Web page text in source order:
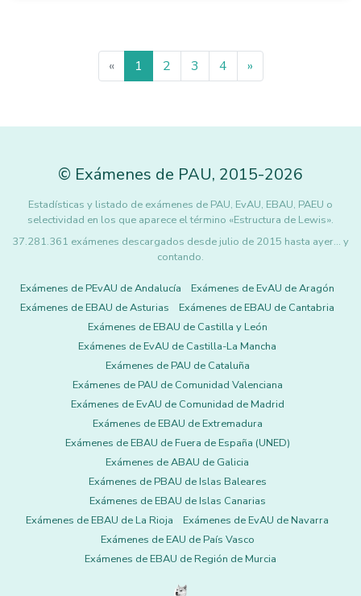
« 1 2 3 4 »
© Exámenes de PAU, 2015-2026
Estadísticas y listado de exámenes de PAU, EvAU, EBAU, PAEU o
selectividad en los que aparece el término «Estructura de Lewis».
37.281.361 exámenes descargados desde julio de 2015 hasta ayer... y
contando.
Exámenes de PEvAU de Andalucía
Exámenes de EvAU de Aragón
Exámenes de EBAU de Asturias
Exámenes de EBAU de Cantabria
Exámenes de EBAU de Castilla y León
Exámenes de EvAU de Castilla-La Mancha
Exámenes de PAU de Cataluña
Exámenes de PAU de Comunidad Valenciana
Exámenes de EvAU de Comunidad de Madrid
Exámenes de EBAU de Extremadura
Exámenes de EBAU de Fuera de España (UNED)
Exámenes de ABAU de Galicia
Exámenes de PBAU de Islas Baleares
Exámenes de EBAU de Islas Canarias
Exámenes de EBAU de La Rioja
Exámenes de EvAU de Navarra
Exámenes de EAU de País Vasco
Exámenes de EBAU de Región de Murcia